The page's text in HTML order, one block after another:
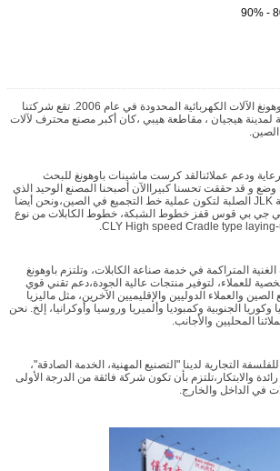
تم تأسيس شركة هيجيان باوهونغ الآلات الكهربائية المحدودة في عام 2006. تقع شركتنا
لمدينة هيجيان ، مقاطعة هيبي ،كان أكبر مصنع محترف لآلات
على رعاية ودعم عملائنالقد كرست ماشينات باوهونغ للبحث
وضع و قد حققت تحسنا كبيراالآن أصبحنا المصنع الوحيد الذي
يمكن تطوير إنتاج سلسلة آلة JLK الصلبة لتكون عملية خط التجميع في الصين،ونحن أيضا
بي قوس قفز خطوط الشبكة، خطوط الكابلات من نوع
المتراكمة في خدمة صناعة الكابلات، وتلتزم باوهونغ
للعملاء، لتوفير منتجات عالية الجودة،دعم تقني قوي
الصين والعملاء الدوليين والإقليميين الآخرين، مثل ماليزيا
وكوريا الجنوبية وكمبوديا وألميريا وروسيا وأوكرانيا، إلخ. نحن
المحليين والأجانب.
التجارية لدينا "التصنيع المهنية، الخدمة الصادقة"،
والابتكار،تلتزم بأن تكون شركة فائقة من الدرجة الأولى
في الداخل والخارج.